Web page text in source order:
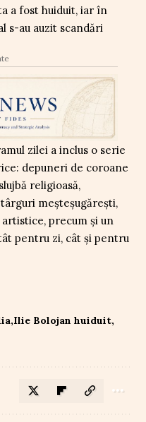
a fost huiduit, iar în
s-au auzit scandări
zilei a inclus o serie
depuneri de coroane
religioasă,
meşteşugăreşti,
precum și un
pentru zi, cât și pentru
Ilie Bolojan huiduit